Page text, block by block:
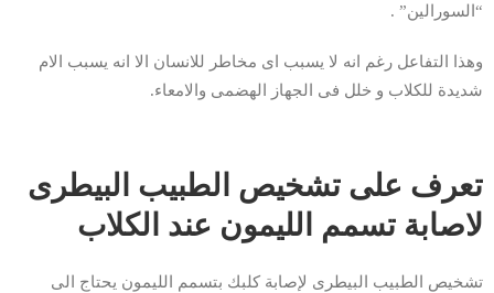
“السورالين” .
وهذا التفاعل رغم انه لا يسبب اى مخاطر للانسان الا انه يسبب الام
شديدة للكلاب و خلل فى الجهاز الهضمى والامعاء.
تعرف على تشخيص الطبيب البيطرى
لاصابة تسمم الليمون عند الكلاب
تشخيص الطبيب البيطرى لإصابة كلبك بتسمم الليمون يحتاج الى